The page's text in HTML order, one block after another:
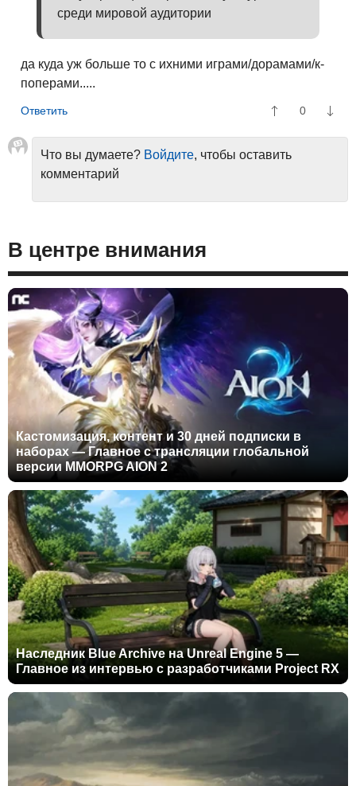
среди мировой аудитории
да куда уж больше то с ихними играми/дорамами/к-
поперами.....
0
Что вы думаете? Войдите, чтобы оставить
комментарий
В центре внимания
Кастомизация, контент и 30 дней подписки в
наборах — Главное с трансляции глобальной
версии MMORPG AION 2
Наследник Blue Archive на Unreal Engine 5 —
Главное из интервью с разработчиками Project RX